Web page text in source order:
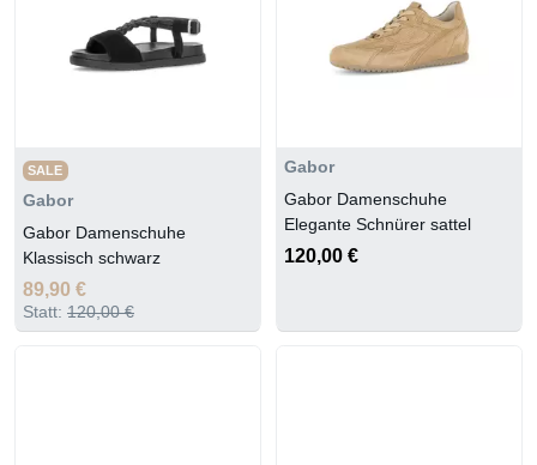
SALE
Gabor
Gabor Damenschuhe
Klassisch schwarz
89,90 €
Statt: 120,00 €
Gabor
Gabor Damenschuhe
Elegante Schnürer sattel
120,00 €